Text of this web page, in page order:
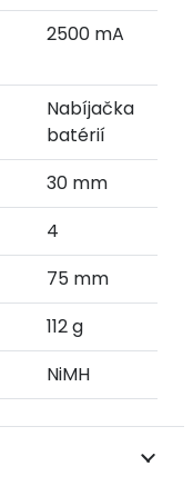
2500 mA
Nabíjačka
batérií
30 mm
4
75 mm
112 g
NiMH